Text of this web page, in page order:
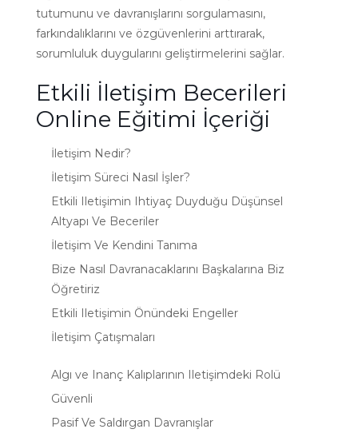
tutumunu ve davranışlarını sorgulamasını,
farkındalıklarını ve özgüvenlerini arttırarak,
sorumluluk duygularını geliştirmelerini sağlar.
Etkili İletişim Becerileri
Online Eğitimi İçeriği
İletişim Nedir?
İletişim Süreci Nasıl İşler?
Etkili Iletişimin Ihtiyaç Duyduğu Düşünsel
Altyapı Ve Beceriler
İletişim Ve Kendini Tanıma
Bize Nasıl Davranacaklarını Başkalarına Biz
Öğretiriz
Etkili Iletişimin Önündeki Engeller
İletişim Çatışmaları
Algı ve Inanç Kalıplarının Iletişimdeki Rolü
Güvenli
Pasif Ve Saldırgan Davranışlar